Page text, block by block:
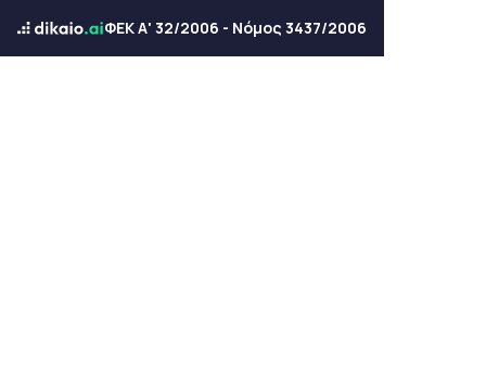
ΦΕΚ Α' 32/2006 - Νόμος 3437/2006